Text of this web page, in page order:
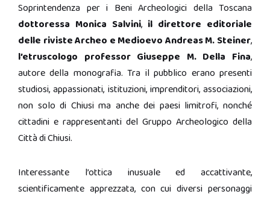
Soprintendenza per i Beni Archeologici della Toscana
dottoressa Monica Salvini, il direttore editoriale
delle riviste Archeo e Medioevo Andreas M. Steiner,
l’etruscologo professor Giuseppe M. Della Fina,
autore della monografia. Tra il pubblico erano presenti
studiosi, appassionati, istituzioni, imprenditori, associazioni,
non solo di Chiusi ma anche dei paesi limitrofi, nonché
cittadini e rappresentanti del Gruppo Archeologico della
Città di Chiusi.
Interessante l’ottica inusuale ed accattivante,
scientificamente apprezzata, con cui diversi personaggi